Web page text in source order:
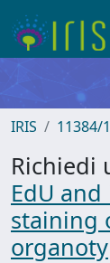
IRIS 11384/
Richiedi
EdU
staining